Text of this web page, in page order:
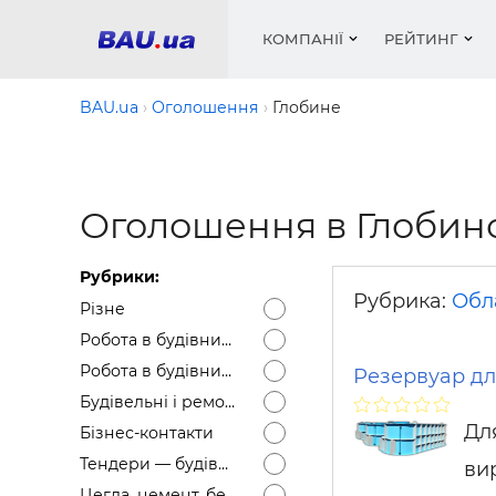
КОМПАНІЇ РЕЙТИНГ
Медіа
Вікна і
Сипучі
цемент
BAU.ua Оголошення Глобине
Оголошення в
Рубрики:
Різне
Робота в будівництві — Вакансії
Робота в будівництві — Резюме
Будівельні і ремонтні послуги
Бізнес-контакти
Тендери — будівельні
Рубрика:
Резервуар